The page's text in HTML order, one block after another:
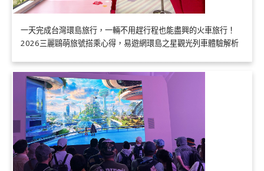
一天完成台灣環島旅行，一輛不用趕行程也能盡興的火車旅行！
2026三麗鷗萌旅號搭乘心得，易遊網環島之星觀光列車體驗解析